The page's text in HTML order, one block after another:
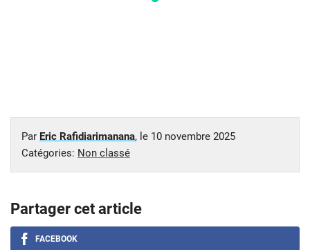
Par Eric Rafidiarimanana, le 10 novembre 2025
Catégories: Non classé
Partager cet article
FACEBOOK